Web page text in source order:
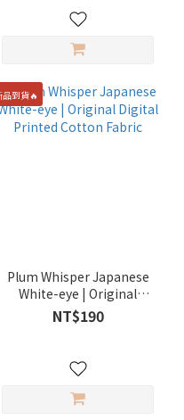
品到貨🔥
Plum Whisper Japanese
White-eye | Original
Digital Printed Cotton
Fabric
NT$190